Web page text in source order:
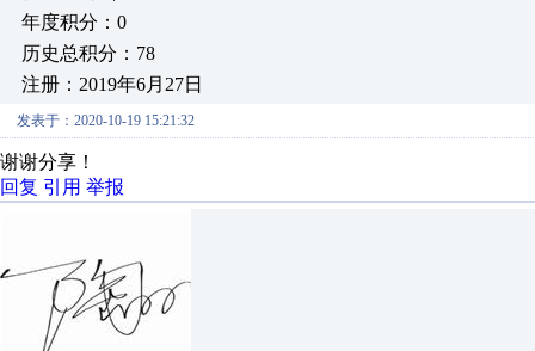
年度积分：0
历史总积分：78
注册：2019年6月27日
发表于：2020-10-19 15:21:32
谢谢分享！
回复 引用 举报